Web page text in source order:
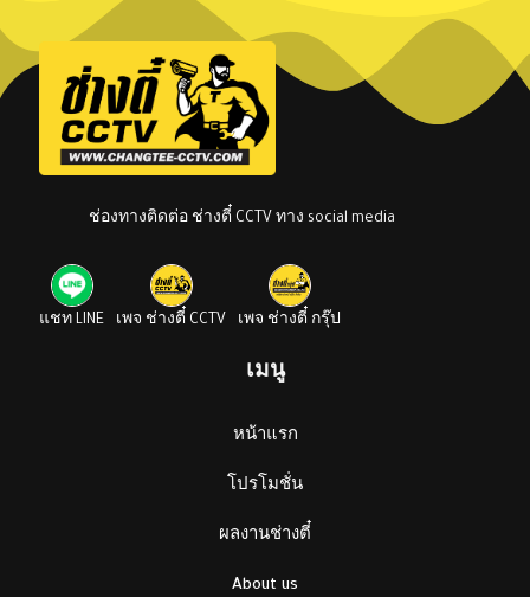
ช่องทางติดต่อ ช่างตี๋ CCTV ทาง social media
แชท LINE เพจ ช่างตี๋ CCTV เพจ ช่างตี๋ กรุ๊ป
เมนู
หน้าแรก
โปรโมชั่น
ผลงานช่างตี๋
About us